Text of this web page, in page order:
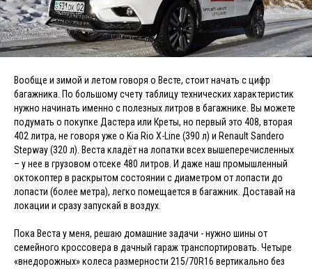
Вообще и зимой и летом говоря о Весте, стоит начать с цифр
багажника. По большому счету таблицу технических характеристик
нужно начинать именно с полезных литров в багажнике. Вы можете
подумать о покупке Дастера или Креты, но первый это 408, вторая
402 литра, не говоря уже о Kia Rio X-Line (390 л) и Renault Sandero
Stepway (320 л). Веста кладёт на лопатки всех вышеперечисленных
– у нее в грузовом отсеке 480 литров. И даже наш промышленный
октокоптер в раскрытом состоянии с диаметром от лопасти до
лопасти (более метра), легко помещается в багажник. Доставай на
локации и сразу запускай в воздух.
Пока Веста у меня, решаю домашние задачи - нужно шины от
семейного кроссовера в дачный гараж транспортировать. Четыре
«внедорожных» колеса размерности 215/70R16 вертикально без